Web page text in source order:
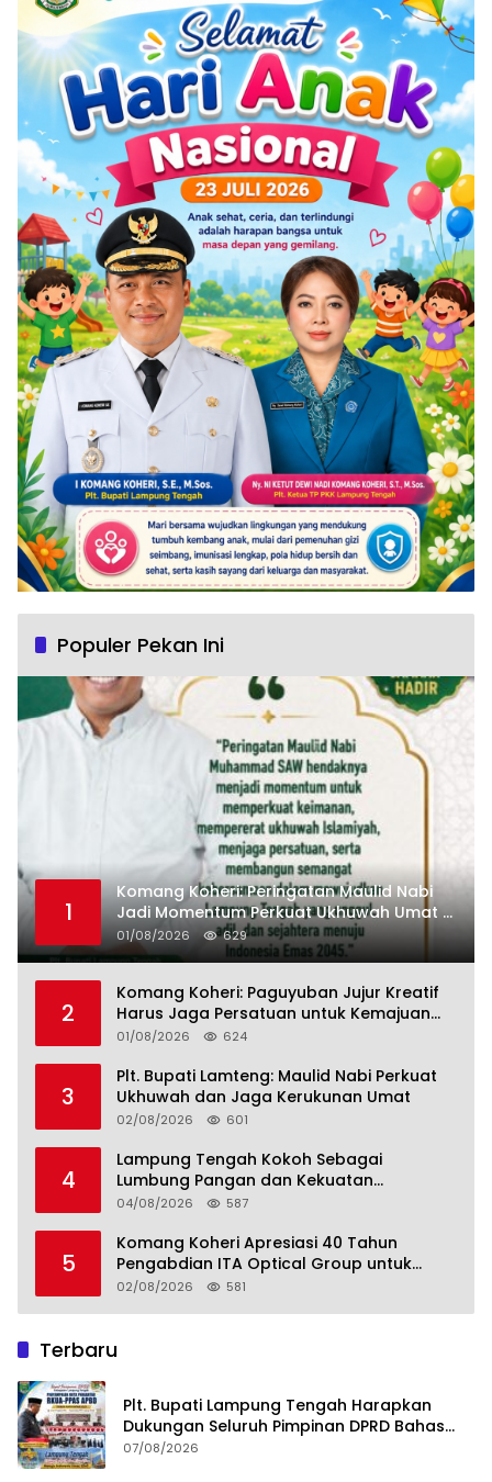
Populer Pekan Ini
1
Komang Koheri: Peringatan Maulid Nabi
Jadi Momentum Perkuat Ukhuwah Umat di
Lampung Tengah
01/08/2026 629
2
Komang Koheri: Paguyuban Jujur Kreatif
Harus Jaga Persatuan untuk Kemajuan
Lampung Tengah
01/08/2026 624
3
Plt. Bupati Lamteng: Maulid Nabi Perkuat
Ukhuwah dan Jaga Kerukunan Umat
02/08/2026 601
4
Lampung Tengah Kokoh Sebagai
Lumbung Pangan dan Kekuatan
Perkebunan Lampung, Komang Koheri:
Menuju Indonesia Emas 2045
04/08/2026 587
5
Komang Koheri Apresiasi 40 Tahun
Pengabdian ITA Optical Group untuk
Kesehatan Mata Masyarakat Lamteng
02/08/2026 581
Terbaru
Plt. Bupati Lampung Tengah Harapkan
Dukungan Seluruh Pimpinan DPRD Bahas
RKUA-PPAS APBD Tahun 2027
07/08/2026